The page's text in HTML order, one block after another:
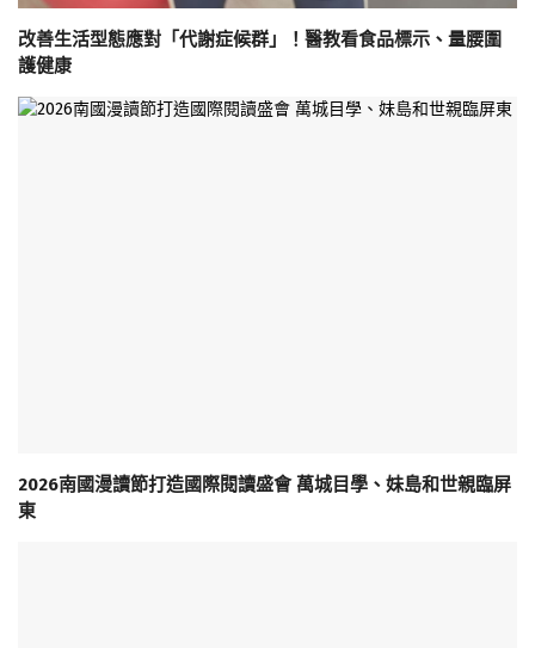
改善生活型態應對「代謝症候群」！醫教看食品標示、量腰圍
護健康
2026南國漫讀節打造國際閱讀盛會 萬城目學、妹島和世親臨屏
東